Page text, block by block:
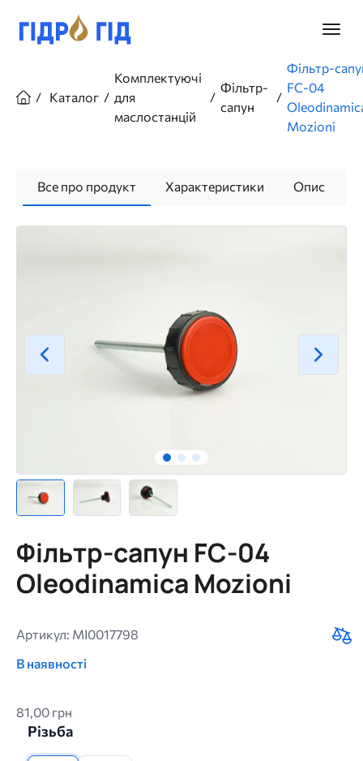
основного
навіґації
Каталог
Комплектуючі
для
маслостанцій
Фільтр-
сапун
Фільтр-
FC-04
Mozioni
Все про продукт Характеристики Опис
Фільтр-сапун FC-04
Oleodinamica Mozioni
Артикул: MI0017798
В наявності
81,00 грн
Різьба